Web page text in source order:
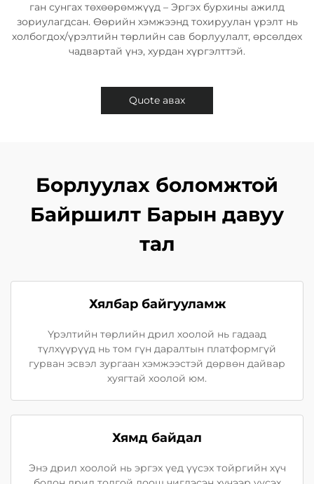
ган сунгах төхөөрөмжүүд – Эргэх бурхины ажилд
зориулагдсан. Өөрийн хэмжээнд тохируулан үрэлт нь
холбогдох/үрэлтийн төрлийн сав борлуулалт, өрсөлдөх
чадвартай үнэ, хурдан хүргэлттэй.
Quote авах
Борлуулах боломжтой
Байршилт Барын давуу
тал
Хялбар байгууламж
Үрэлтийн төрлийн дрил хоолой нь гадаад
түлхүүрүүд нь том гүн даралтын платформгүй
гурван эсвэл зургаан хэмжээстэй дөрвөн дайвар
хуягтай хоолой юм.
Хямд байдал
Энэ дрил хоолой нь эргэх үед үүсэх тойргийн хүч